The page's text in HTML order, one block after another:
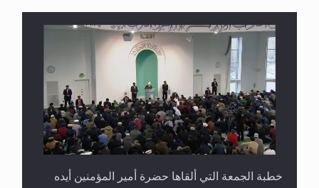
القرآن قاضٍ وحكمٌ على السنة ومهيمنٌ عليها.. ليس
العكس
خطبة الجمعة التي ألقاها حضرة أمير المؤمنين أيده